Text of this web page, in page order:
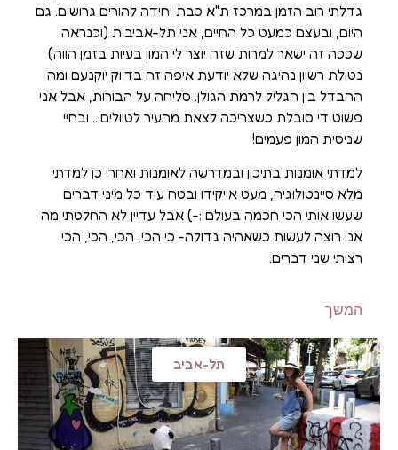
גדלתי רוב הזמן במרכז ת"א כבת יחידה להורים גרושים. גם
היום, ובעצם כמעט כל החיים, אני תל-אביבית (וכנראה
שככה זה ישאר למרות שזה יוצר לי המון בעיות בזמן הווה)
נטולת רשיון נהיגה שלא יודעת איפה זה בדיוק יוקנעם ומה
ההבדל בין הגליל לרמת הגולן. סליחה על הבורות, אבל אני
פשוט די סובלת כשצריכה לצאת מהעיר לטיולים… ובחיי
שניסית המון פעמים!
למדתי אומנות בתיכון ובמדרשה לאומנות ואחרי כן למדתי
מלא סיינטולוגיה, מעט אייקידו ובטח עוד כל מיני דברים
שעשו אותי הכי חכמה בעולם :-) אבל עדיין לא החלטתי מה
אני רוצה לעשות כשאהיה גדולה- כי הכי, הכי, הכי, הכי
רציתי שני דברים:
המשך
תל-אביב